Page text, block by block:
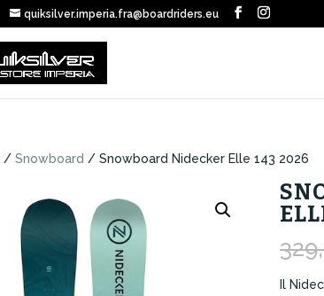
quiksilver.imperia.fra@boardriders.eu
/Snowboard / Snowboard Nidecker Elle 143 2026
Il